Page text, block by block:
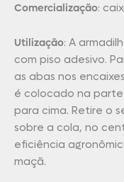
Comercialização:
Utilização: A
com piso adesivo.
as abas nos
é colocado na
para cima. Retire o
sobre a cola, no
eficiência
maçã.